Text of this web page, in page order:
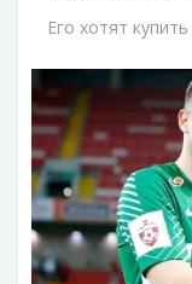
Его хотят